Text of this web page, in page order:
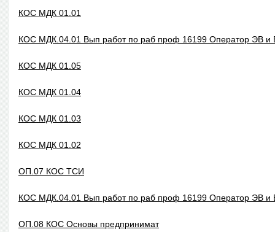
КОС МДК 01.01
КОС МДК.04.01 Вып работ по раб проф 16199 Оператор ЭВ и
КОС МДК 01.05
КОС МДК 01.04
КОС МДК 01.03
КОС МДК 01.02
ОП.07 КОС ТСИ
КОС МДК.04.01 Вып работ по раб проф 16199 Оператор ЭВ и
ОП.08 КОС Основы предпринимат